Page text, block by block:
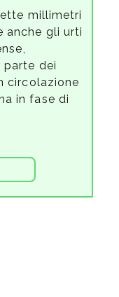
millimetri
anche gli urti
dei
circolazione
in fase di